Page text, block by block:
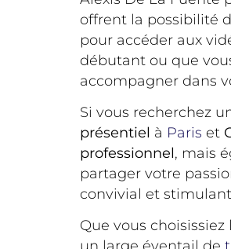
offrent la possibilité
pour accéder aux
débutant ou que
accompagner dans
Si vous recherchez
présentiel à Paris et
professionnel, mais
partager votre
convivial et
Que vous